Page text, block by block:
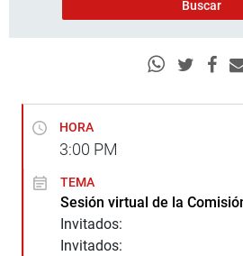
HORA
3:00 PM
TEMA
Sesión virtual de la
Invitados:
Invitados: